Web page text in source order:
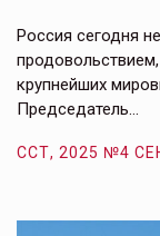
Россия сегодня
крупнейших
Председатель…
ССТ, 2025 №4